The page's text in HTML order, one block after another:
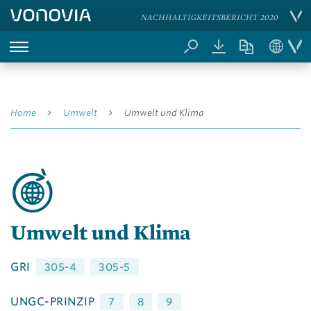
NACHHALTIGKEITSBERICHT 2020
Home Umwelt Umwelt und Klima
Umwelt und Klima
GRI 305-4 305-5
UNGC-PRINZIP 7 8 9